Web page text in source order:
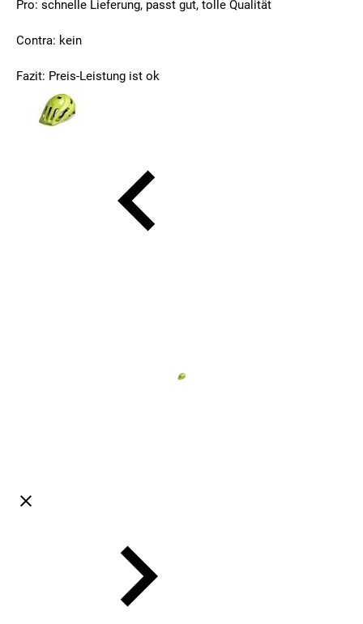
Pro: schnelle Lieferung, passt gut, tolle Qualität
Contra: kein
Fazit: Preis-Leistung ist ok